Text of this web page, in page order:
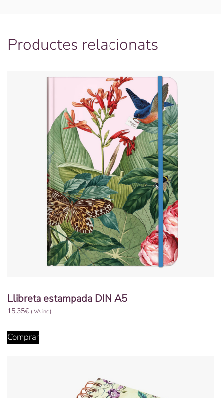
Productes relacionats
Llibreta estampada DIN A5
15,35€ (IVA inc.)
Comprar